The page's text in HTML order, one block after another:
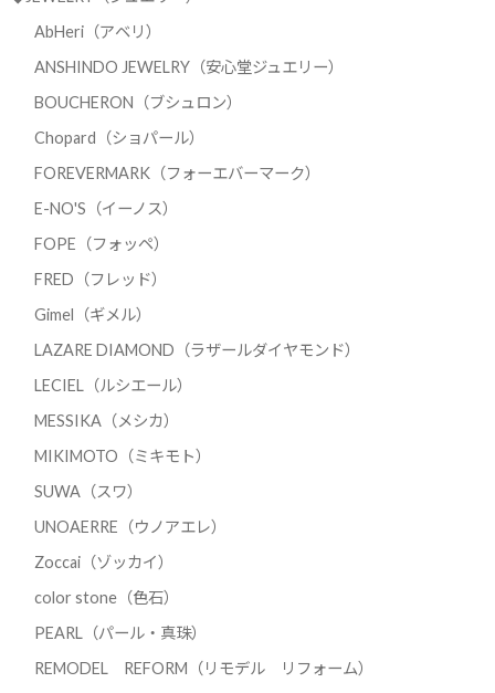
AbHeri（アベリ）
ANSHINDO JEWELRY（安心堂ジュエリー）
BOUCHERON（ブシュロン）
Chopard（ショパール）
FOREVERMARK（フォーエバーマーク）
E-NO'S（イーノス）
FOPE（フォッペ）
FRED（フレッド）
Gimel（ギメル）
LAZARE DIAMOND（ラザールダイヤモンド）
LECIEL（ルシエール）
MESSIKA（メシカ）
MIKIMOTO（ミキモト）
SUWA（スワ）
UNOAERRE（ウノアエレ）
Zoccai（ゾッカイ）
color stone（色石）
PEARL（パール・真珠）
REMODEL REFORM（リモデル リフォーム）